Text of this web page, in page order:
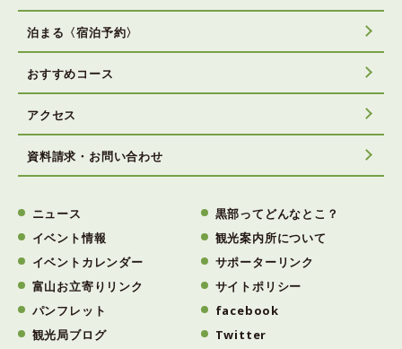
泊まる〈宿泊予約〉
おすすめコース
アクセス
資料請求・お問い合わせ
ニュース
イベント情報
イベントカレンダー
富山お立寄りリンク
パンフレット
観光局ブログ
黒部ってどんなとこ？
観光案内所について
サポーターリンク
サイトポリシー
facebook
Twitter